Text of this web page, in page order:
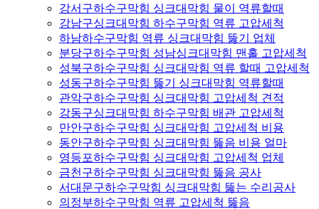
강서구하수구막힘 싱크대막힘 물이 역류할때
강남구싱크대막힘 하수구막힘 역류 고압세척
하남하수구막힘 역류 싱크대막힘 뚫기 업체
분당구하수구막힘 성남싱크대막힘 맨홀 고압세척
성북구하수구막힘 싱크대막힘 역류 할때 고압세척
성동구하수구막힘 뚫기 싱크대막힘 역류할때
관악구하수구막힘 싱크대막힘 고압세척 견적
강동구싱크대막힘 하수구막힘 배관 고압세척
만안구하수구막힘 싱크대막힘 고압세척 비용
동안구하수구막힘 싱크대막힘 뚫음 비용 얼마
영등포하수구막힘 싱크대막힘 고압세척 업체
금천구하수구막힘 싱크대막힘 뚫음 공사
서대문구하수구막힘 싱크대막힘 뚫는 수리공사
의정부하수구막힘 역류 고압세척 뚫음